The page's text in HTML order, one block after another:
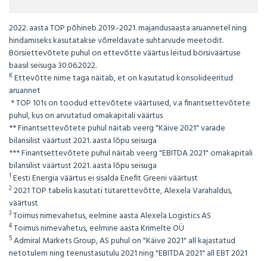
2022. aasta TOP põhineb 2019.-2021. majandusaasta aruannetel ning
hindamiseks kasutatakse võrreldavate suhtarvude meetodit.
Börsiettevõtete puhul on ettevõtte väärtus leitud börsiväärtuse
baasil seisuga 30.06.2022.
KEttevõtte nime taga näitab, et on kasutatud konsolideeritud
aruannet
* TOP 101s on toodud ettevõtete väärtused, v.a finantsettevõtete
puhul, kus on arvutatud omakapitali väärtus
** Finantsettevõtete puhul näitab veerg "Käive 2021" varade
bilansilist väärtust 2021. aasta lõpu seisuga
*** Finantsettevõtete puhul näitab veerg "EBITDA 2021" omakapitali
bilansilist väärtust 2021. aasta lõpu seisuga
1 Eesti Energia väärtus ei sisalda Enefit Greeni väärtust
22021 TOP tabelis kasutati tütarettevõtte, Alexela Varahaldus,
väärtust
3Toimus nimevahetus, eelmine aasta Alexela Logistics AS
4Toimus nimevahetus, eelmine aasta Krimelte OÜ
5Admiral Markets Group, AS puhul on "Käive 2021" all kajastatud
netotulem ning teenustasutulu 2021 ning "EBITDA 2021" all EBT 2021